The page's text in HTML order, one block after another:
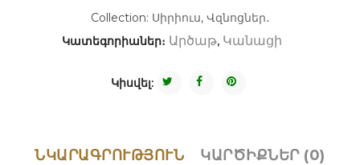
Collection: Սիրիուս, Վզնոցներ․
Կատեգորիաներ։ Արծաթ, Կանացի
Կիսվել:
ՆԿԱՐԱԳՐՈՒԹՅՈՒՆ ԿԱՐԾԻՔՆԵՐ (0)